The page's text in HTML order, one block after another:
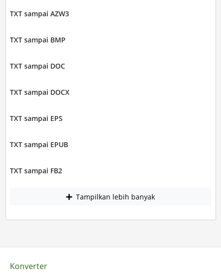
TXT sampai AZW3
TXT sampai BMP
TXT sampai DOC
TXT sampai DOCX
TXT sampai EPS
TXT sampai EPUB
TXT sampai FB2
Tampilkan lebih banyak
Konverter